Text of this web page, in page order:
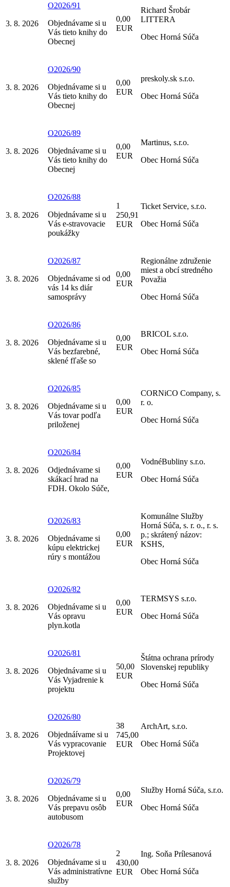
3. 8. 2026
O2026/91
Objednávame si u
Vás tieto knihy do
Obecnej
0,00
EUR
Richard Šrobár
LITTERA
Obec Horná Súča
3. 8. 2026
O2026/90
Objednávame si u
Vás tieto knihy do
Obecnej
0,00
EUR
preskoly.sk s.r.o.
Obec Horná Súča
3. 8. 2026
O2026/89
Objednávame si u
Vás tieto knihy do
Obecnej
0,00
EUR
Martinus, s.r.o.
Obec Horná Súča
3. 8. 2026
O2026/88
Objednávame si u
Vás e-stravovacie
poukážky
1
250,91
EUR
Ticket Service, s.r.o.
Obec Horná Súča
3. 8. 2026
O2026/87
Objednávame si od
vás 14 ks diár
samosprávy
0,00
EUR
Regionálne združenie
miest a obcí stredného
Považia
Obec Horná Súča
3. 8. 2026
O2026/86
Objednávame si u
Vás bezfarebné,
sklené fľaše so
0,00
EUR
BRICOL s.r.o.
Obec Horná Súča
3. 8. 2026
O2026/85
Objednávame si u
Vás tovar podľa
priloženej
0,00
EUR
CORNiCO Company, s.
r. o.
Obec Horná Súča
3. 8. 2026
O2026/84
Odjednávame si
skákací hrad na
FDH. Okolo Súče,
0,00
EUR
VodnéBubliny s.r.o.
Obec Horná Súča
3. 8. 2026
O2026/83
Objednávame si
kúpu elektrickej
rúry s montážou
0,00
EUR
Komunálne Služby
Horná Súča, s. r. o., r. s.
p.; skrátený názov:
KSHS,
Obec Horná Súča
3. 8. 2026
O2026/82
Objednávame si u
Vás opravu
plyn.kotla
0,00
EUR
TERMSYS s.r.o.
Obec Horná Súča
3. 8. 2026
O2026/81
Objednávame si u
Vás Vyjadrenie k
projektu
50,00
EUR
Štátna ochrana prírody
Slovenskej republiky
Obec Horná Súča
3. 8. 2026
O2026/80
Objednáívame si u
Vás vypracovanie
Projektovej
38
745,00
EUR
ArchArt, s.r.o.
Obec Horná Súča
3. 8. 2026
O2026/79
Objednávame si u
Vás prepavu osôb
autobusom
0,00
EUR
Služby Horná Súča, s.r.o.
Obec Horná Súča
3. 8. 2026
O2026/78
Objednávame si u
Vás administratívne
služby
2
430,00
EUR
Ing. Soňa Prílesanová
Obec Horná Súča